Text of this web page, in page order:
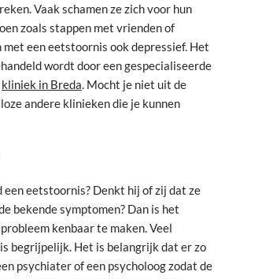
Vaak schamen ze zich voor hun
zoals stappen met vrienden of
een eetstoornis ook depressief. Het
wordt door een gespecialiseerde
kliniek in Breda . Mocht je niet uit de
andere klinieken die je kunnen
eetstoornis? Denkt hij of zij dat ze
bekende symptomen? Dan is het
kenbaar te maken. Veel
begrijpelijk. Het is belangrijk dat er zo
psychiater of een psycholoog zodat de